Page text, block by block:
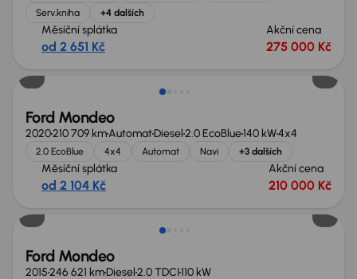
Serv.kniha
+4 dalších
Měsíční splátka
od 2 651 Kč
Akční cena
275 000 Kč
Ford Mondeo
2020210 709 kmAutomatDiesel2.0 EcoBlue140 kW4x4
2.0 EcoBlue 4x4 Automat Navi +3 dalších
Měsíční splátka
od 2 104 Kč
Akční cena
210 000 Kč
Ford Mondeo
2015246 621 kmDiesel2.0 TDCI110 kW